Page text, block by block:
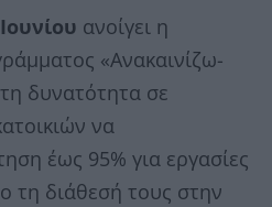
ανοίγει η
«Ανακαινίζω-
δυνατότητα σε
να
έως 95% για εργασίες
τη διάθεσή τους στην